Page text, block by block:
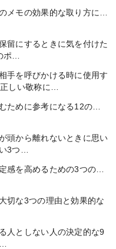
メモの効果的な取り方に…
留にするときに気を付けた
ポ…
手を呼びかける時に使用す
しい敬称に…
ために参考になる12の…
頭から離れないときに思い
3つ…
感を高めるための3つの…
切な3つの理由と効果的な
人としない人の決定的な9